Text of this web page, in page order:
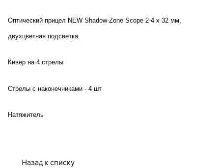
Оптический прицел NEW Shadow-Zone Scope 2-4 x 32 мм,
двухцветная подсветка.
Кивер на 4 стрелы
Стрелы с наконечниками - 4 шт
Натяжитель
Назад к списку